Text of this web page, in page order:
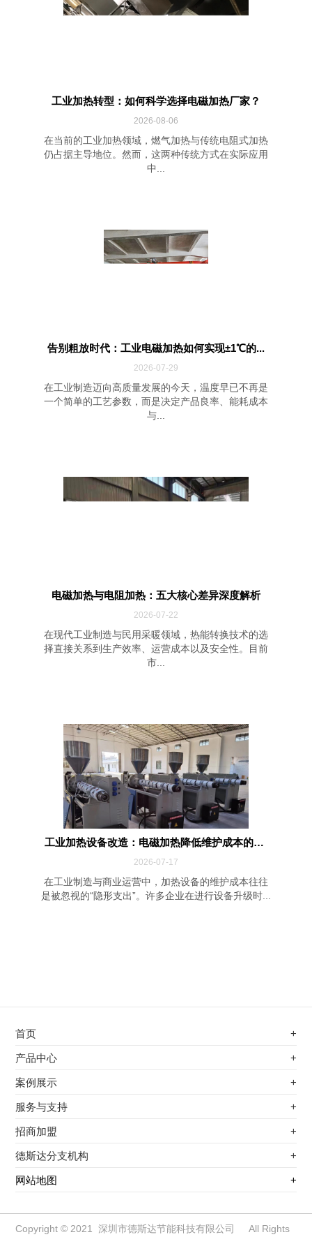
工业加热转型：如何科学选择电磁加热厂家？
2026-08-06
在当前的工业加热领域，燃气加热与传统电阻式加热
仍占据主导地位。然而，这两种传统方式在实际应用
中...
告别粗放时代：工业电磁加热如何实现±1℃的...
2026-07-29
在工业制造迈向高质量发展的今天，温度早已不再是
一个简单的工艺参数，而是决定产品良率、能耗成本
与...
电磁加热与电阻加热：五大核心差异深度解析
2026-07-22
在现代工业制造与民用采暖领域，热能转换技术的选
择直接关系到生产效率、运营成本以及安全性。目前
市...
工业加热设备改造：电磁加热降低维护成本的四...
2026-07-17
在工业制造与商业运营中，加热设备的维护成本往往
是被忽视的“隐形支出”。许多企业在进行设备升级时...
首页 +
不锈钢专用电磁加热器
电磁蒸汽发生器
电磁加热器
电磁加热棒配件
扩散泵电磁加热器
柜式电磁加热器
产品中心 +
不锈钢专用电磁加热器
电磁蒸汽发生器
电磁加热器
电磁加热棒配件
变频电磁采暖炉
案例展示 +
最新案例
其他应用
服务与支持 +
服务覆盖网络
服务流程
招商加盟 +
前景分析
加盟条件
加盟流程
德斯达分支机构 +
江信电子机构
网站地图 +
Copyright © 2021 深圳市德斯达节能科技有限公司 All Rights